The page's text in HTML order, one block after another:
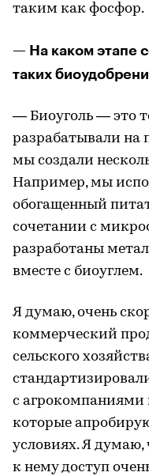
таким как фосфор.
— На каком этапе
таких
— Биоуголь — это
разрабатывали на
мы создали
Например, мы
обогащенный
сочетании с
разработаны
вместе с биоуглем.
Я думаю, очень
коммерческий
сельского
с агрокомпаниями
которые
условиях. Я думаю,
к нему доступ